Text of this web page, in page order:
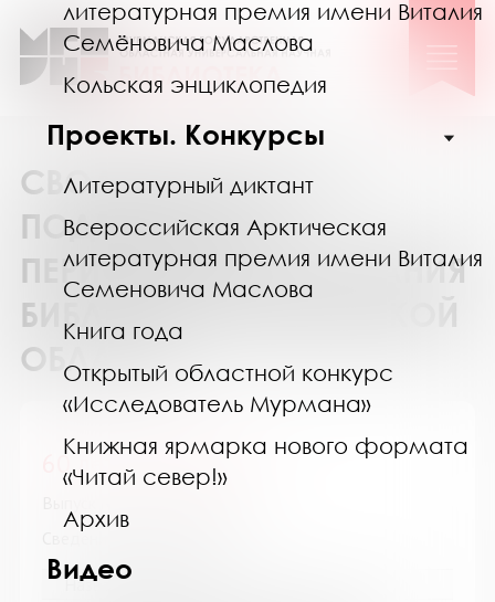
литературная премия имени Виталия
Семёновича Маслова
Кольская энциклопедия
Проекты. Конкурсы
Литературный диктант
Всероссийская Арктическая
литературная премия имени Виталия
Семеновича Маслова
Книга года
Открытый областной конкурс
«Исследователь Мурмана»
Книжная ярмарка нового формата
«Читай север!»
Архив
Видео
СВОДНЫЙ КАТАЛОГ
ПОДПИСКИ НА
ПЕРИОДИЧЕСКИЕ ИЗДАНИЯ
БИБЛИОТЕК МУРМАНСКОЙ
ОБЛАСТИ
60 лет - не возраст
Сведения о держателях
Название библиотеки: